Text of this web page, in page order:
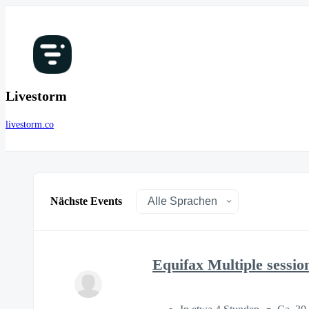
Livestorm
livestorm.co
Nächste Events
Equifax Multiple